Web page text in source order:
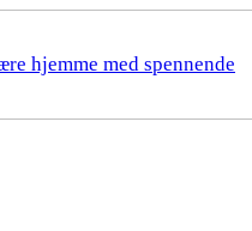
hjemme med spennende